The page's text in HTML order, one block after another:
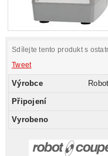
Sdílejte tento produkt s
Tweet
Výrobce
Připojení
Vyrobeno